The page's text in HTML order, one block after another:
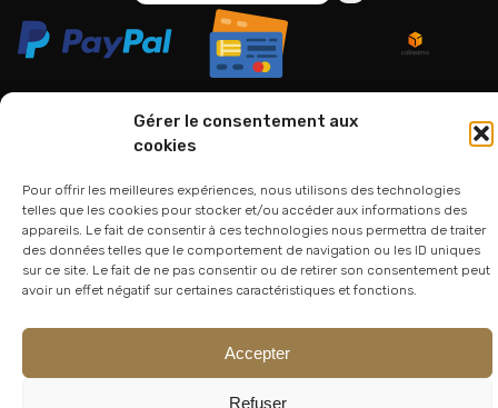
Gérer le consentement aux
cookies
Pour offrir les meilleures expériences, nous utilisons des technologies
telles que les cookies pour stocker et/ou accéder aux informations des
appareils. Le fait de consentir à ces technologies nous permettra de traiter
des données telles que le comportement de navigation ou les ID uniques
sur ce site. Le fait de ne pas consentir ou de retirer son consentement peut
avoir un effet négatif sur certaines caractéristiques et fonctions.
Accepter
Refuser
01 75 33 00 85
Atelier Lesoon |King Bee Std